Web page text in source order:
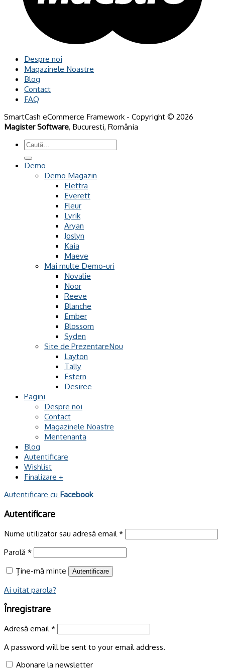
Despre noi
Magazinele Noastre
Blog
Contact
FAQ
SmartCash eCommerce Framework - Copyright © 2026
Magister Software, Bucuresti, România
Caută
Demo
Demo Magazin
Elettra
Everett
Fleur
Lyrik
Aryan
Joslyn
Kaia
Maeve
Mai multe Demo-uri
Novalie
Noor
Reeve
Blanche
Ember
Blossom
Syden
Site de Prezentare
Layton
Tally
Estern
Desiree
Pagini
Despre noi
Contact
Magazinele Noastre
Mentenanta
Blog
Autentificare
Wishlist
Finalizare +
Autentificare cu Facebook
Autentificare
Nume utilizator sau adresă email *
Parolă *
Ține-mă minte
Autentificare
Ai uitat parola?
Înregistrare
Adresă email*
A password will be sent to your email address.
Abonare la newsletter